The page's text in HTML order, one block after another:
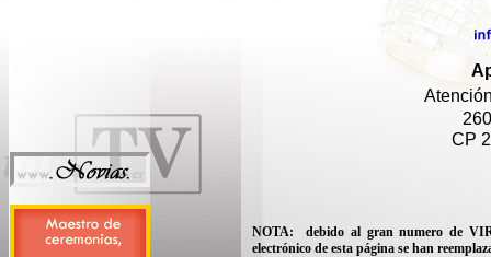
CP
NOTA: debido al gran numero de
electrónico de esta página se han